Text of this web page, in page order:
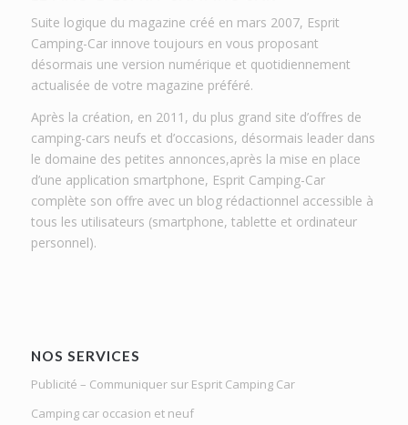
Suite logique du magazine créé en mars 2007, Esprit
Camping-Car innove toujours en vous proposant
désormais une version numérique et quotidiennement
actualisée de votre magazine préféré.
Après la création, en 2011, du plus grand site d’offres de
camping-cars neufs et d’occasions, désormais leader dans
le domaine des petites annonces,après la mise en place
d’une application smartphone, Esprit Camping-Car
complète son offre avec un blog rédactionnel accessible à
tous les utilisateurs (smartphone, tablette et ordinateur
personnel).
NOS SERVICES
Publicité – Communiquer sur Esprit Camping Car
Camping car occasion et neuf